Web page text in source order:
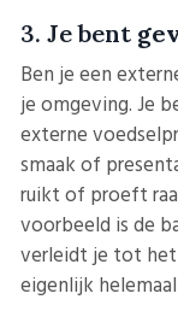
3. Je bent
Ben je een
je omgeving. Je
externe
smaak of
ruikt of proeft
voorbeeld is de
verleidt je tot
eigenlijk